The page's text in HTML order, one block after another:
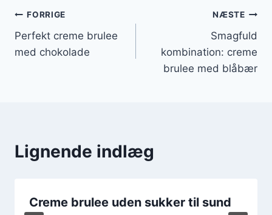
Indlægsnavigation
FORRIGE
Perfekt creme brulee
med chokolade
NÆSTE
Smagfuld
kombination: creme
brulee med blåbær
Lignende indlæg
Creme brulee uden sukker til sund